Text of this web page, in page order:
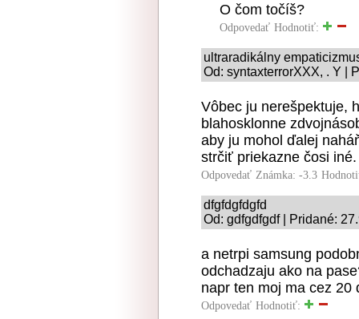
O čom točíš?
Odpovedať Hodnotiť:
ultraradikálny
Od: syntaxterrorXXX, . Y |
Vôbec ju nerešpektuje,
blahosklonne
aby ju mohol ďalej
strčiť priekazne čosi iné.
Odpovedať Známka: -3.3
dfgfdgfdgfd
Od: gdfgdfgdf | Pridané:
a netrpi samsung
odchadzaju ako na
napr ten moj ma cez 20
Odpovedať Hodnotiť: